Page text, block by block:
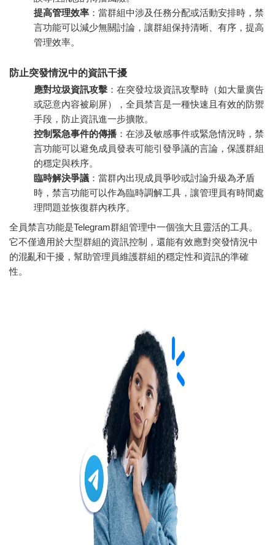
提高管理效率 ：當群組中涉及任務分配或活動安排時，禁
言功能可以減少無關討論，讓群組保持清晰、有序，提高
管理效率。
防止突發情況中的資訊干擾
應對垃圾資訊攻擊 ：在突發垃圾資訊攻擊時（如大量廣告
或惡意內容被刷屏），全員禁言是一種快速且有效的防禦
手段，防止資訊進一步擴散。
控制緊急事件的傳播 ：在涉及敏感事件或緊急情況時，禁
言功能可以避免成員發表可能引發爭議的言論，保護群組
的穩定與秩序。
臨時解決爭議 ：當群內出現成員爭吵或討論升級為矛盾
時，禁言功能可以作為臨時調解工具，讓管理員有時間處
理問題並恢復群內秩序。
全員禁言功能是Telegram群組管理中一個強大且靈活的工具。
它不僅適用於大型群組的資訊控制，還能有效應對突發情況中
的混亂和干擾，幫助管理員維護群組的穩定性和資訊的準確
性。